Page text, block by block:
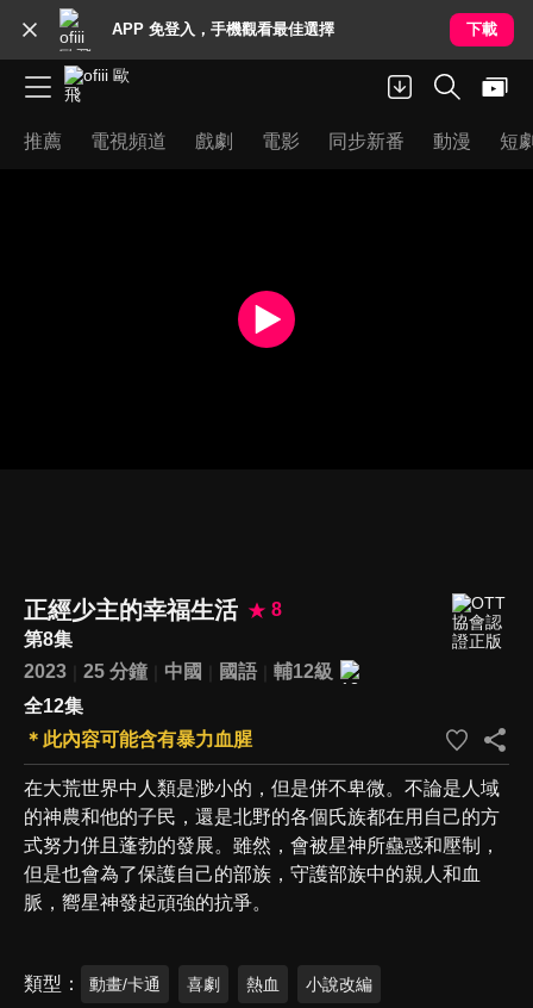
APP 免登入，手機觀看最佳選擇 下載
推薦 電視頻道 戲劇 電影 同步新番 動漫 短
正經少主的幸福生活
8
第8集
2023
25 分鐘 中國 國語
輔12級
全12集
＊此內容可能含有暴力血腥
在大荒世界中人類是渺小的，但是併不卑微。不論是人域
的神農和他的子民，還是北野的各個氏族都在用自己的方
式努力併且蓬勃的發展。雖然，會被星神所蠱惑和壓制，
但是也會為了保護自己的部族，守護部族中的親人和血
脈，嚮星神發起頑強的抗爭。
類型 動畫/卡通 喜劇 熱血 小說改編